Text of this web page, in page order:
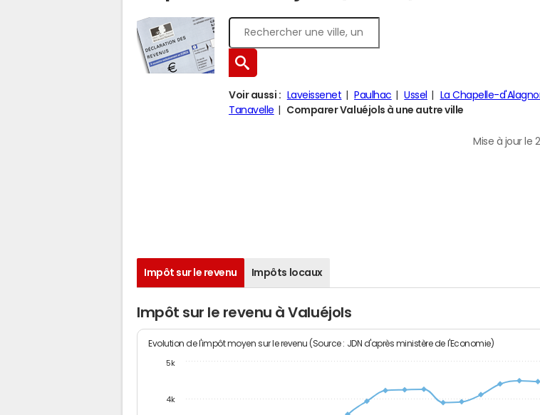
Voir aussi : Laveissenet Paulhac Ussel
La Chapelle-
Tanavelle
Comparer Valuéjols à une autre ville
Mise à jour le
Impôt sur le revenu Impôts locaux
Impôt sur le revenu à Valuéjols
Evolution de l'impôt moyen sur le revenu (Source : JDN d'après ministère de l'Economie)
4k
5k